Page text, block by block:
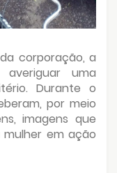
corporação, a
uma
Durante o
por meio
imagens que
em ação